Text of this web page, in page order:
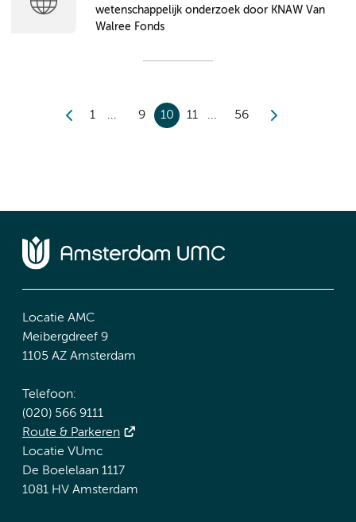
wetenschappelijk onderzoek door KNAW Van
Walree Fonds
1 9 10 11 56
Locatie AMC
Meibergdreef 9
1105 AZ Amsterdam
Telefoon:
(020) 566 9111
Route & Parkeren
Locatie VUmc
De Boelelaan 1117
1081 HV Amsterdam